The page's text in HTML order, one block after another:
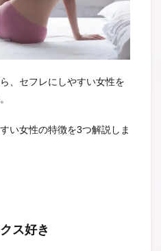
、セフレにしやすい女性を
い女性の特徴を3つ解説しま
ス好き